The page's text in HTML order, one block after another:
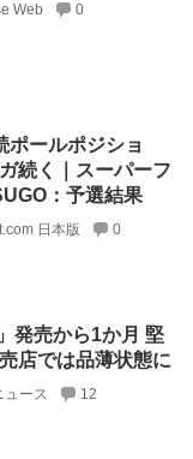
Web 0
ポールポジショ
続く｜スーパーフ
：予選結果
日本版 0
発売から1か月 堅
店では品薄状態に
ュース 12